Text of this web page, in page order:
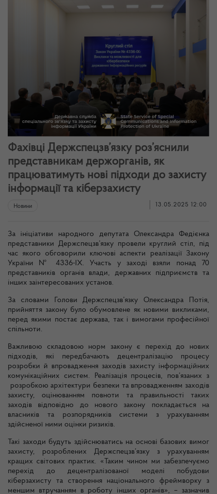
Фахівці Держспецзв’язку роз’яснили
представникам держорганів, як
працюватимуть нові підходи до захисту
інформації та кіберзахисту
Новини 13.05.2025 12:00
За ініціативи народного депутата Олександра Федієнка
представники Держспецзв’язку провели круглий стіл, під
час якого обговорили ключові аспекти реалізації Закону
України № 4336-IX. Участь у заході взяли понад 70
представників органів влади, державних підприємств та
інших заінтересованих установ.
За словами Голови Держспецзв’язку Олександра Потія,
прийняття закону було обумовлене як новими викликами,
перед якими постає держава, так і вимогами професійної
спільноти.
Важливою складовою норм закону є перехід до нових
підходів, які передбачають децентралізацію процесу
розробки й впровадження заходів захисту інформаційних
комунікаційних систем. Реалізація процесів, пов’язаних з
розробкою архітектури безпеки та впровадженням заходів
захисту, оцінюванням повноти та правильності таких
заходів відповідно до нового закону покладається на
власників та розпорядників системи з урахуванням
здійсненої ними оцінки ризиків.
Такі заходи будуть здійснюватись на основі базових вимог
захисту, розроблених Держспецзв’язку з урахуванням
кращих світових практик. «Таким чином ми забезпечуємо
перехід до децентралізованої моделі побудови
кіберзахисту та створення національного фреймворку з
меншим втручанням в роботу інших органів», – зазначив